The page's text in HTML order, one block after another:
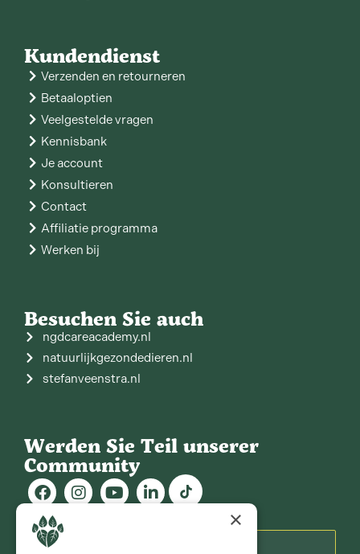
Kundendienst
Verzenden en retourneren
Betaaloptien
Veelgestelde vragen
Kennisbank
Je account
Konsultieren
Contact
Affiliatie programma
Werken bij
Besuchen Sie auch
ngdcareacademy.nl
natuurlijkgezondedieren.nl
stefanveenstra.nl
Werden Sie Teil unserer
Community
Mitteilungsblatt ×